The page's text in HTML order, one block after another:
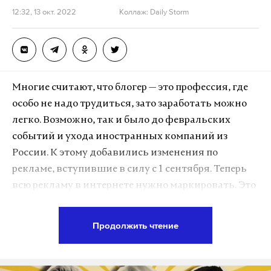
12:32, 13 окт. 2022 Коллаж: Daily Storm
Многие считают, что блогер — это профессия, где
особо не надо трудиться, зато заработать можно
легко. Возможно, так и было до февральских
событий и ухода иностранных компаний из
России. К этому добавились изменения по
рекламе, вступившие в силу с 1 сентября. Теперь
всю рекламу в интернете нужно маркировать. Это
Волик рассказали, как новый закон о рекламе
Продолжить чтение